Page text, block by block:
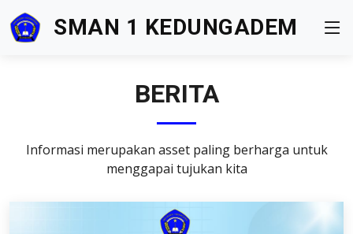
SMAN 1 KEDUNGADEM
BERITA
Informasi merupakan asset paling berharga untuk
menggapai tujukan kita